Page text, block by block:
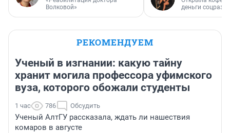
Волковой»
деньги
РЕКОМЕНДУЕМ
Ученый в изгнании: какую тайну
хранит могила профессора уфимского
вуза, которого обожали студенты
1 час 786 Обсудить
Ученый АлтГУ рассказала, ждать ли нашествия
комаров в августе